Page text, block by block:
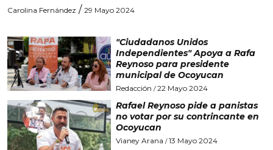
Carolina Fernández / 29 Mayo 2024
"Ciudadanos Unidos
Independientes" Apoya a Rafa
Reynoso para presidente
municipal de Ocoyucan
Redacción /22 Mayo 2024
Rafael Reynoso pide a panistas
no votar por su contrincante en
Ocoyucan
Vianey Arana /13 Mayo 2024